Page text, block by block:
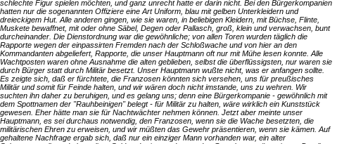
schlechte Figur spielen möchten, und ganz unrecht hatte er darin nicht. Bei den Bürgerkompanien
hatten nur die sogenannten Offiziere eine Art Uniform, blau mit gelben Unterkleidern und
dreieckigem Hut. Alle anderen gingen, wie sie waren, in beliebigen Kleidern, mit Büchse, Flinte,
Muskete bewaffnet, mit oder ohne Säbel, Degen oder Pallasch, groß, klein und verwachsen, bunt
durcheinander. Die Dienstordnung war die gewöhnliche; von allen Toren wurden täglich die
Rapporte wegen der einpassirten Fremden nach der Schloßwache und von hier an den
Kommandanten abgeliefert, Rapporte, die unser Hauptmann oft nur mit Mühe lesen konnte. Alle
Wachtposten waren ohne Ausnahme die alten geblieben, selbst die überflüssigsten, nur waren sie
durch Bürger statt durch Militär besetzt. Unser Hauptmann wußte nicht, was er anfangen sollte.
Es zeigte sich, daß er fürchtete, die Franzosen könnten sich versehen, uns für preußisches
Militär und somit für Feinde halten, und wir wären doch nicht imstande, uns zu wehren. Wir
suchten ihn daher zu beruhigen, und es gelang uns; denn eine Bürgerkompanie - gewöhnlich mit
dem Spottnamen der "Rauhbeinigen" belegt - für Militär zu halten, wäre wirklich ein Kunststück
gewesen. Eher hätte man sie für Nachtwächter nehmen können. Jetzt aber meinte unser
Hauptmann, es sei durchaus notwendig, den Franzosen, wenn sie die Wache besetzten, die
militärischen Ehren zu erweisen, und wir müßten das Gewehr präsentieren, wenn sie kämen. Auf
gehaltene Nachfrage ergab sich, daß nur ein einziger Mann vorhanden war, ein alter